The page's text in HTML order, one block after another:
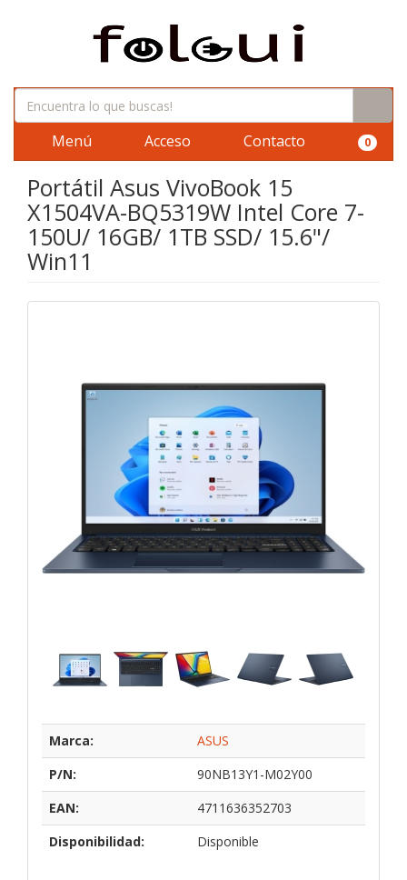
Menú Acceso Contacto 0
Portátil Asus VivoBook 15
X1504VA-BQ5319W Intel Core 7-
150U/ 16GB/ 1TB SSD/ 15.6"/
Win11
Marca:
ASUS
P/N:
90NB13Y1-M02Y00
EAN:
4711636352703
Disponibilidad:
Disponible